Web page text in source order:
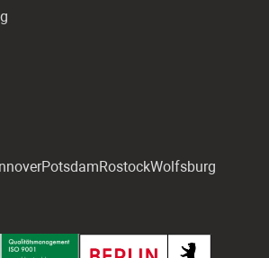
PotsdamRostockWolfsburg